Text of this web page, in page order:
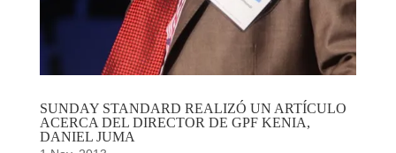
SUNDAY STANDARD REALIZÓ UN ARTÍCULO
ACERCA DEL DIRECTOR DE GPF KENIA,
DANIEL JUMA